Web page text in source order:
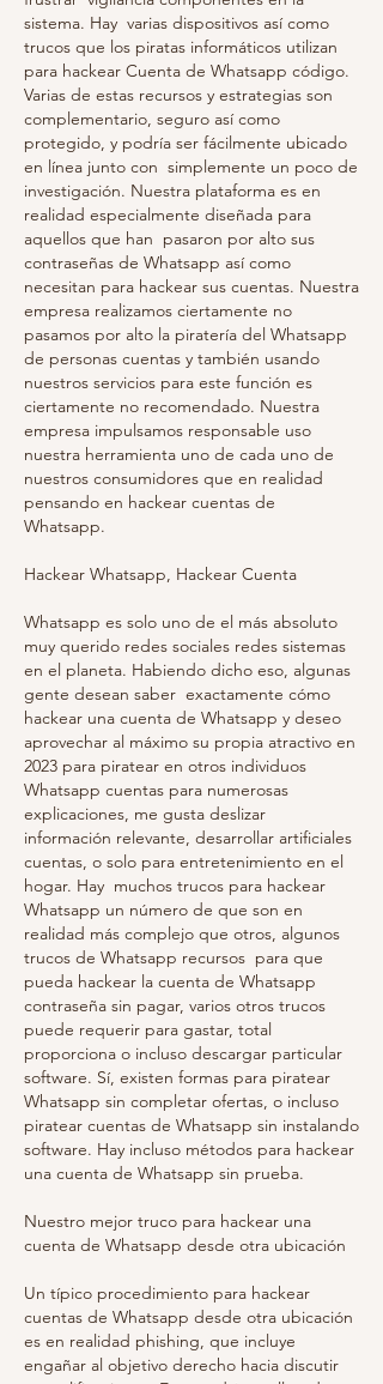
sistema. Hay  varias dispositivos así como
trucos que los piratas informáticos utilizan
para hackear Cuenta de Whatsapp código.
Varias de estas recursos y estrategias son
complementario, seguro así como
protegido, y podría ser fácilmente ubicado
en línea junto con  simplemente un poco de
investigación. Nuestra plataforma es en
realidad especialmente diseñada para
aquellos que han  pasaron por alto sus
contraseñas de Whatsapp así como
necesitan para hackear sus cuentas. Nuestra
empresa realizamos ciertamente no
pasamos por alto la piratería del Whatsapp
de personas cuentas y también usando
nuestros servicios para este función es
ciertamente no recomendado. Nuestra
empresa impulsamos responsable uso
nuestra herramienta uno de cada uno de
nuestros consumidores que en realidad
pensando en hackear cuentas de
Whatsapp.
Hackear Whatsapp, Hackear Cuenta
Whatsapp es solo uno de el más absoluto
muy querido redes sociales redes sistemas
en el planeta. Habiendo dicho eso, algunas
gente desean saber  exactamente cómo
hackear una cuenta de Whatsapp y deseo
aprovechar al máximo su propia atractivo en
2023 para piratear en otros individuos
Whatsapp cuentas para numerosas
explicaciones, me gusta deslizar
información relevante, desarrollar artificiales
cuentas, o solo para entretenimiento en el
hogar. Hay  muchos trucos para hackear
Whatsapp un número de que son en
realidad más complejo que otros, algunos
trucos de Whatsapp recursos  para que
pueda hackear la cuenta de Whatsapp
contraseña sin pagar, varios otros trucos
puede requerir para gastar, total
proporciona o incluso descargar particular
software. Sí, existen formas para piratear
Whatsapp sin completar ofertas, o incluso
piratear cuentas de Whatsapp sin instalando
software. Hay incluso métodos para hackear
una cuenta de Whatsapp sin prueba.
Nuestro mejor truco para hackear una
cuenta de Whatsapp desde otra ubicación
Un típico procedimiento para hackear
cuentas de Whatsapp desde otra ubicación
es en realidad phishing, que incluye
engañar al objetivo derecho hacia discutir